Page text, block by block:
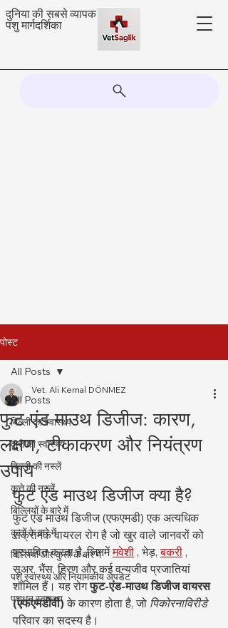
दुनिया की सबसे व्यापक
पशु मार्गदर्शिका
पोस्ट
All Posts
बिल्ली का स्वास्थ्य
कुत्ते का स्वास्थ्य
बिल्ली की नस्लें
कुत्ते की नस्लें
बिल्लियों के बारे में
कुत्तों के बारे में
बिल्लियों और कुत्तों के बारे में
पशु स्वास्थ्य और नियामकीय अपडेट
पशुधन स्वास्थ्य
All Posts
फुट एंड माउथ डिजीज: कारण,
लक्षण, टीकाकरण और नियंत्रण
उपाय
Vet. Ali Kemal DÖNMEZ
फुट एंड माउथ डिजीज क्या है?
फुट एंड माउथ डिजीज (एफएमडी) एक अत्यधिक
संक्रामक वायरल रोग है जो खुर वाले जानवरों को
प्रभावित करता है, जिनमें मवेशी , भेड़, बकरी ,
सूअर, भैंस, हिरण और कई वन्यजीव प्रजातियां
शामिल हैं। यह रोग फुट-एंड-माउथ डिजीज वायरस
(एफएमडीवी) के कारण होता है, जो पिकोरनाविरीडे
परिवार का सदस्य है।